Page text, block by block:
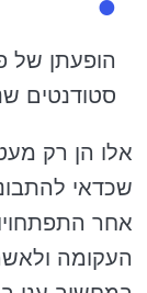
הופעתן של
סטודנטים
אלו הן רק
אחר
העקומה